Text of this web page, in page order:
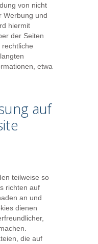
von nicht
Werbung und
hiermit
der Seiten
etwa
auf
teilweise so
richten auf
an und
dienen
die auf